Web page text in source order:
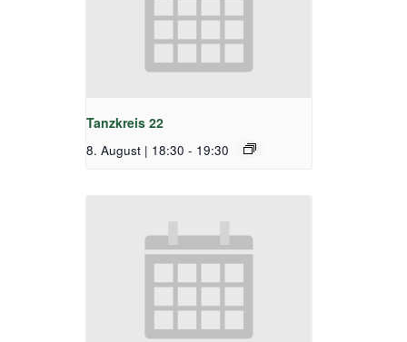
Tanzkreis 22
8. August | 18:30 - 19:30